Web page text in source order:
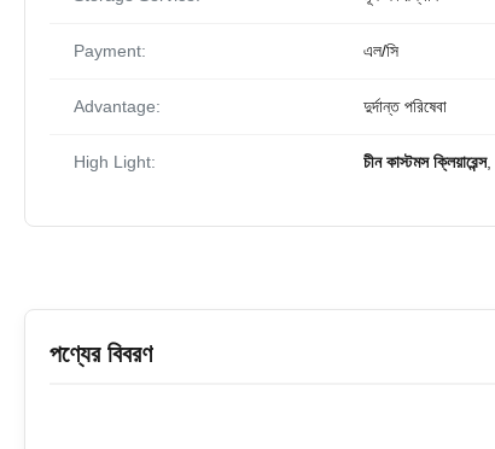
Payment: এল/সি
Advantage: দুর্দান্ত পরিষেবা
High Light: চীন কাস্টমস ক্লিয়ারেন্স,
পণ্যের বিবরণ